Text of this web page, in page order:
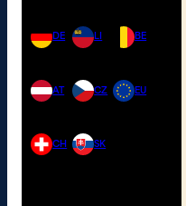
DE
AT
CH
LI
CZ
SK
BE
EU